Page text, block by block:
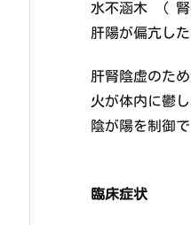
水不涵木 （
肝陽が偏亢した
肝腎陰虚のた
火が体内に鬱
陰が陽を制御
臨床症状